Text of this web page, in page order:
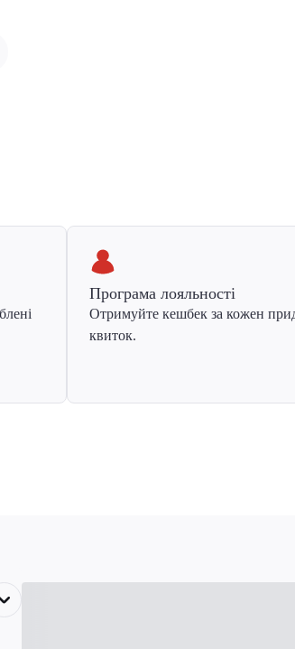
Програма лояльності
Отримуйте кешбек за кожен
квиток.